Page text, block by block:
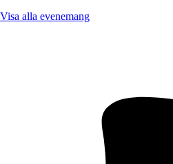
Visa alla evenemang